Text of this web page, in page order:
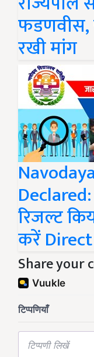
फडणवीस,
रखी मांग
रिजल्ट
करें
Share your